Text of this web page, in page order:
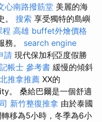
心南路撥筋堂 美麗的海
。 搜索 享受獨特的島嶼
程 高雄 buffet外燴價格
務。 search engine
請 現代保加利亞度假勝
記帳士 參考書 緩慢的傾斜
推拿推薦 XX的
。 桑給巴爾是一個舒適
新竹整復推拿 由於泰國
移為5小時，冬季為6小